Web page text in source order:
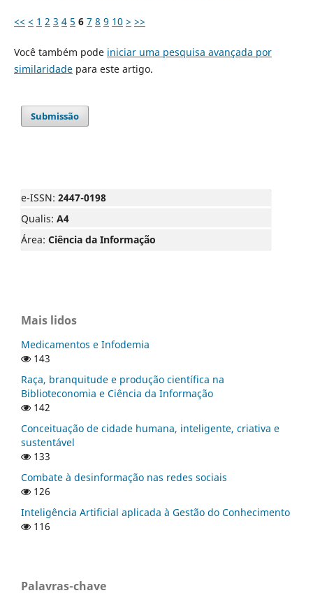
<< < 1 2 3 4 5 6 7 8 9 10 > >>
Você também pode iniciar uma pesquisa avançada por
similaridadepara este artigo.
Submissão
e-ISSN: 2447-0198
Qualis: A4
Área: Ciência da Informação
Mais lidos
Medicamentos e Infodemia
143
Raça, branquitude e produção científica na
Biblioteconomia e Ciência da Informação
142
Conceituação de cidade humana, inteligente, criativa e
sustentável
133
Combate à desinformação nas redes sociais
126
Inteligência Artificial aplicada à Gestão do Conhecimento
116
Palavras-chave